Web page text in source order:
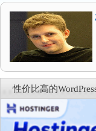
性价比高的